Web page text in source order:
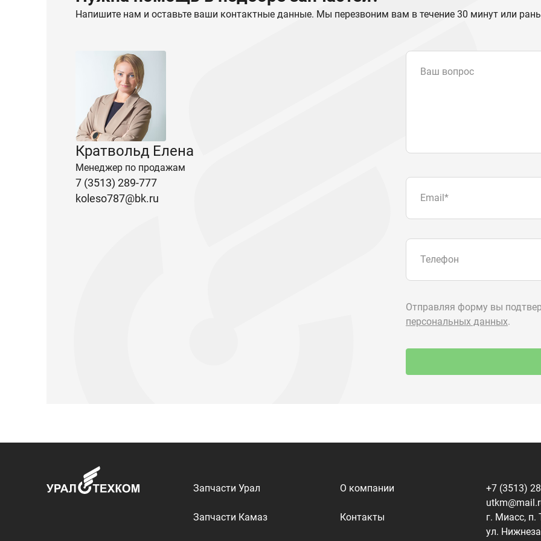
Напишите нам и оставьте ваши контактные данные. Мы перезвоним вам в течение 30 минут или
Кратвольд Елена
Менеджер по продажам
7 (3513) 289-777
koleso787@bk.ru
Ваш вопрос
Доставка и оплата
+7 (3513)
г. Миасс, п.
ул.
ООО «УралТехКом», 2026 Политика конфиденциальности